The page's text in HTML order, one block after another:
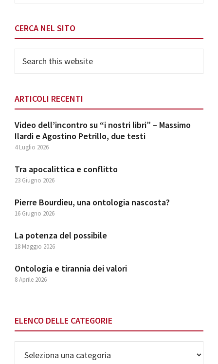
CERCA NEL SITO
this
website
ARTICOLI RECENTI
Video dell’incontro su “i nostri libri” – Massimo
Ilardi e Agostino Petrillo, due testi
4 Luglio 2026
Tra apocalittica e conflitto
23 Giugno 2026
Pierre Bourdieu, una ontologia nascosta?
16 Giugno 2026
La potenza del possibile
18 Maggio 2026
Ontologia e tirannia dei valori
8 Aprile 2026
ELENCO DELLE CATEGORIE
delle